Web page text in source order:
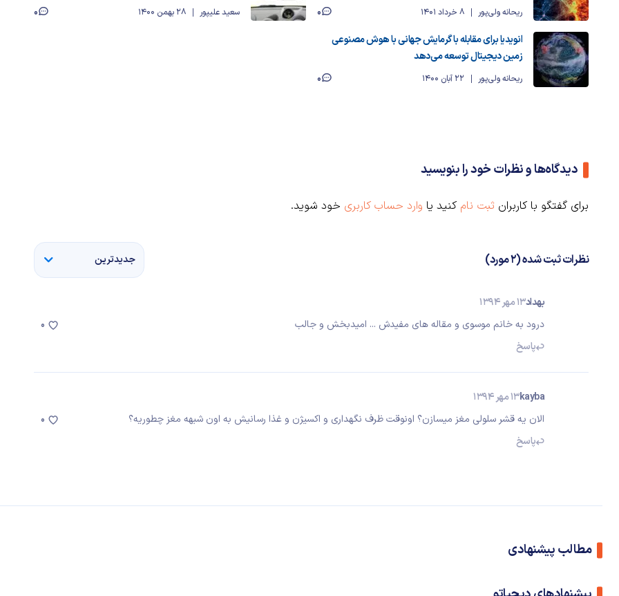
ریحانه ولی‌پور 8 خرداد 1401 0 سعید علیپور 28 بهمن 1400
0
انویدیا برای مقابله با گرمایش جهانی با هوش مصنوعی
زمین دیجیتال توسعه می‌دهد
ریحانه ولی‌پور 22 آبان 1400 0
دیدگاه‌ها و نظرات خود را بنویسید
برای گفتگو با کاربران ثبت نام کنید یا وارد حساب کاربری خود شوید.
نظرات ثبت شده (2 مورد) جدیدترین
بهداد13 مهر 1394
درود به خانم موسوی و مقاله های مفیدش ... امیدبخش و جالب
پاسخ
0
kayba13 مهر 1394
الان یه قشر سلولی مغز میسازن؟ اونوقت ظرف نگهداری و اکسیژن و غذا رسانیش به اون شبهه مغز چطوریه؟
پاسخ
0
مطالب پیشنهادی